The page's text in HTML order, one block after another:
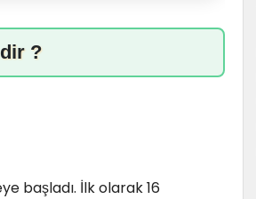
?
başladı. İlk olarak 16